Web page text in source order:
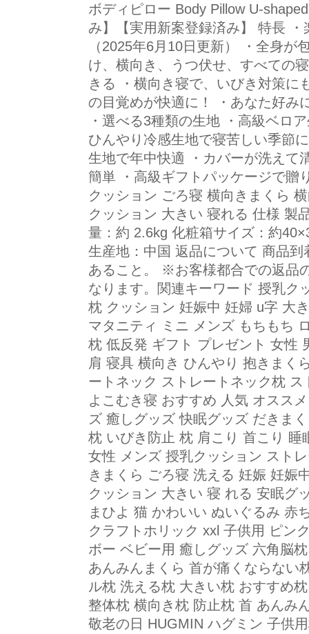
ボディピロー Body Pillow U-
み】【実用新案登録済み】 特長
（2025年6月10日更新） ・全身が
け、横向き、うつ伏せ、すべての
きる ・横向き寝で、いびき対策に
の目覚めが快適に！ ・あなた好み
・選べる3種類の生地 ・高級ベロ
ひんやり冷感生地で寝苦しい季節
生地で年中快適 ・カバーが洗えて
簡単 ・高級ギフトパッケージで贈
クッション ごろ寝 横向きまくら
クッション 大きい 寝れる 仕様 製
量：約 2.6kg 化粧箱サイズ：約
生産地：中国 返品について 商品
あること。 ※お客様都合での返品
なります。関連キーワード 授乳ク
枕 クッション 妊娠中 妊婦 u字 大
マタニティ ミニ メンズ もちもち
枕 低反発 ギフト プレゼント 女性
肩 寝具 横向き ひんやり 抱きまく
ートネック ストレートネック枕
よこむき寝 おすすめ 人気 オスス
ズ 癒しグッズ 快眠グッズ だきま
枕 いびき防止 枕 肩こり 首こり
女性 メンズ 授乳クッション スト
きまくら ごろ寝 洗える 妊娠 妊娠
クッション 大きい 寝 れる 安眠グ
まひよ 猫 かわいい ぬいぐるみ 赤
クラフトホリック xxl 子供用 ピン
ボー ベビー用 癒しグッズ 六角脳
あんみんまくら 首が痛くならない
ル枕 洗える枕 大きい枕 おすすめ
整体枕 横向き枕 防止枕 首 あんみ
敬老の日 HUGMIN ハグミン 子供